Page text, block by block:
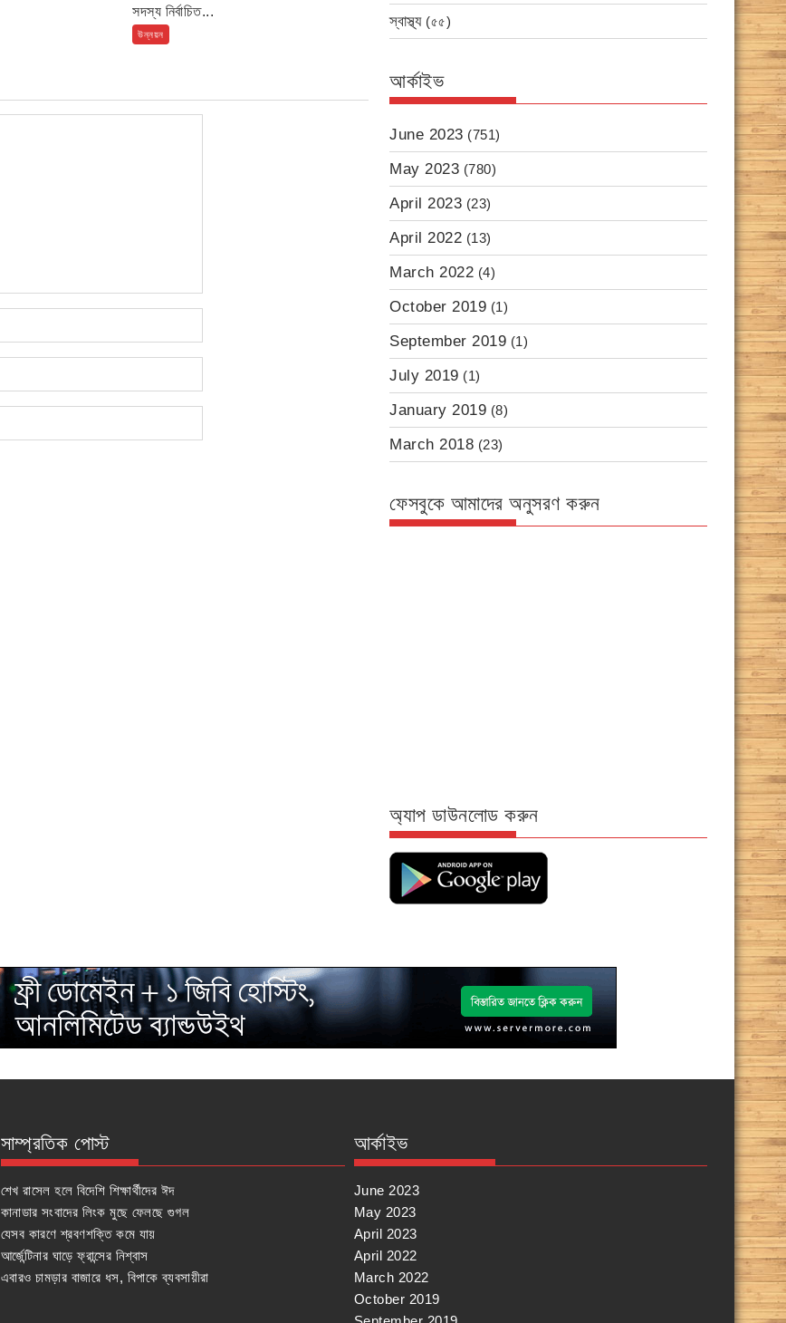
সদস্য নির্বাচিত...
উন্নয়ন
স্বাস্থ্য(৫৫)
আর্কাইভ
June 2023 (751)
May 2023 (780)
April 2023 (23)
April 2022 (13)
March 2022 (4)
October 2019 (1)
September 2019 (1)
July 2019 (1)
January 2019 (8)
March 2018 (23)
ফেসবুকে আমাদের অনুসরণ করুন
অ্যাপ ডাউনলোড করুন
সাম্প্রতিক পোস্ট
শেখ রাসেল হলে বিদেশি শিক্ষার্থীদের ঈদ
কানাডার সংবাদের লিংক মুছে ফেলছে গুগল
যেসব কারণে শ্রবণশক্তি কমে যায়
আর্জেন্টিনার ঘাড়ে ফ্রান্সের নিশ্বাস
এবারও চামড়ার বাজারে ধস, বিপাকে ব্যবসায়ীরা
আর্কাইভ
June 2023
May 2023
April 2023
April 2022
March 2022
October 2019